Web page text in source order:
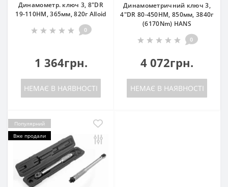
Динамометр. ключ 3, 8"DR
19-110HM, 365мм, 820г Alloid
0
1 364грн.
НЕМАЄ В НАЯВНОСТІ
Динамометричний ключ 3,
4"DR 80-450HM, 850мм, 3840г
(6170Nm) HANS
0
4 072грн.
НЕМАЄ В НАЯВНОСТІ
Популярний
Вже продали